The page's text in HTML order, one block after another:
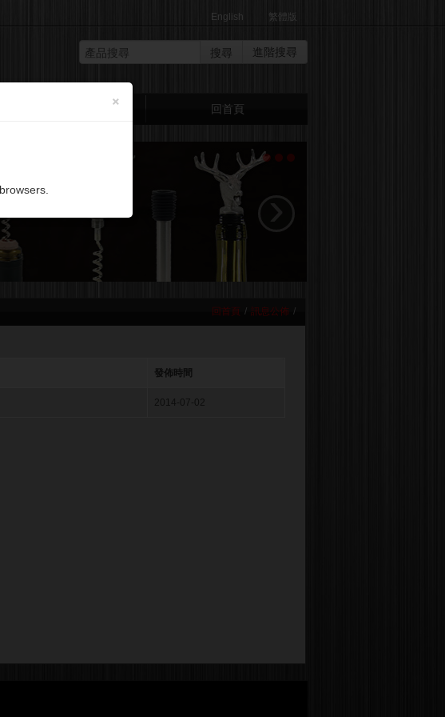
English 繁體版
搜尋 進階搜尋
回首頁
›
回首頁 / 訊息公佈 /
發佈時間
2014-07-02
×
browsers.